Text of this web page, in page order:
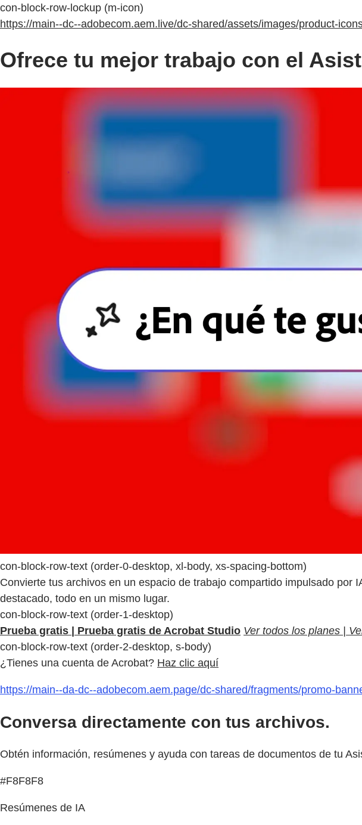
con-block-row-lockup (m-icon)
https://main--dc--adobecom.aem.live/dc-shared/assets/images/product-
Ofrece tu mejor trabajo con el
con-block-row-text (order-0-desktop, xl-body, xs-spacing-bottom)
Convierte tus archivos en un espacio de trabajo compartido impulsado
destacado, todo en un mismo lugar.
con-block-row-text (order-1-desktop)
Prueba gratis | Prueba gratis de Acrobat Studio Ver todos los planes |
con-block-row-text (order-2-desktop, s-body)
¿Tienes una cuenta de Acrobat? Haz clic aquí
https://main--da-dc--adobecom.aem.page/dc-shared/fragments/promo-
Conversa directamente con tus archivos.
Obtén información, resúmenes y ayuda con tareas de documentos de tu
#F8F8F8
Resúmenes de IA